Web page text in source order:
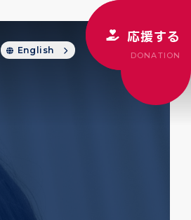
English
応援する
DONATION